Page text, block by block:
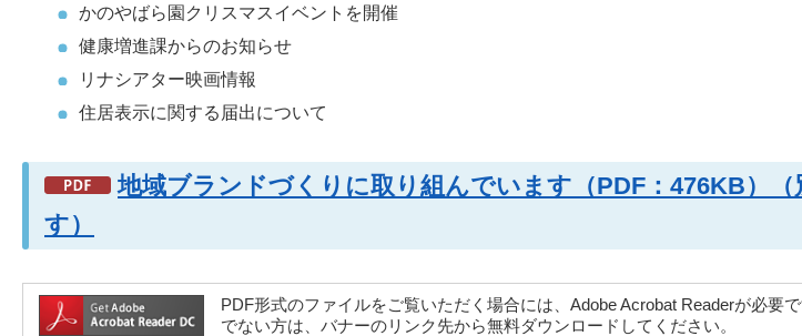
かのやばら園クリスマスイベントを開催
健康増進課からのお知らせ
リナシアター映画情報
住居表示に関する届出について
地域ブランドづくりに取り組んでいます（PDF：476KB）
す）
PDF形式のファイルをご覧いただく場合には、Adobe Acrobat Readerが必要
でない方は、バナーのリンク先から無料ダウンロードしてください。